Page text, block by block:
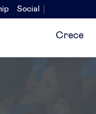
Social
Crece